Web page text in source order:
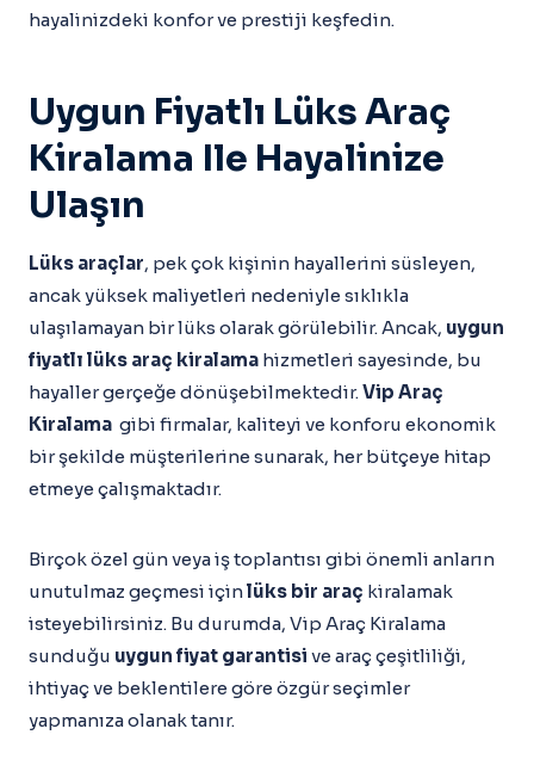
hayalinizdeki konfor ve prestiji keşfedin.
Uygun Fiyatlı Lüks Araç
Kiralama Ile Hayalinize
Ulaşın
Lüks araçlar, pek çok kişinin hayallerini süsleyen,
ancak yüksek maliyetleri nedeniyle sıklıkla
ulaşılamayan bir lüks olarak görülebilir. Ancak, uygun
fiyatlı lüks araç kiralama hizmetleri sayesinde, bu
hayaller gerçeğe dönüşebilmektedir.Vip Araç
Kiralama gibi firmalar, kaliteyi ve konforu ekonomik
bir şekilde müşterilerine sunarak, her bütçeye hitap
etmeye çalışmaktadır.
Birçok özel gün veya iş toplantısı gibi önemli anların
unutulmaz geçmesi içinlüks bir araç kiralamak
isteyebilirsiniz. Bu durumda, Vip Araç Kiralama
sunduğu uygun fiyat garantisi ve araç çeşitliliği,
ihtiyaç ve beklentilere göre özgür seçimler
yapmanıza olanak tanır.